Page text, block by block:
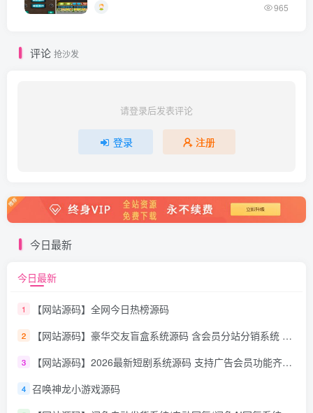
965
评论 抢沙发
请登录后发表评论
登录 注册
今日最新
今日最新
1 【网站源码】全网今日热榜源码
2 【网站源码】豪华交友盲盒系统源码 含会员分站分销系统 可易支付
3 【网站源码】2026最新短剧系统源码 支持广告会员功能齐全短剧源码
4 召唤神龙小游戏源码